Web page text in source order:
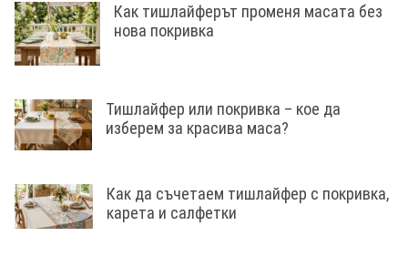
Как тишлайферът променя масата без
нова покривка
Тишлайфер или покривка – кое да
изберем за красива маса?
Как да съчетаем тишлайфер с покривка,
карета и салфетки